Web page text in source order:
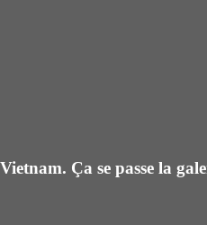
Ça se passe la